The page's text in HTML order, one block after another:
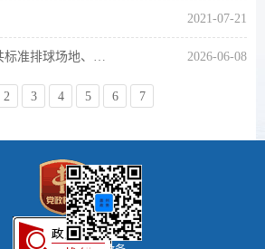
2021-07-21
《关于营口市增设公共标准排球场地、完善全民健身设施的建议》 2026-06-08
2 3 4 5 6 7